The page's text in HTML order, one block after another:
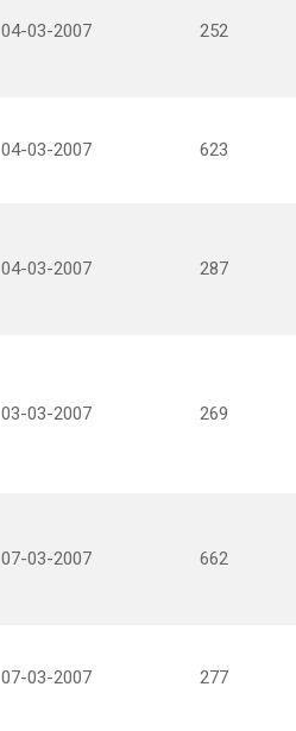
04-03-2007 252
04-03-2007 623
04-03-2007 287
03-03-2007 269
07-03-2007 662
07-03-2007 277